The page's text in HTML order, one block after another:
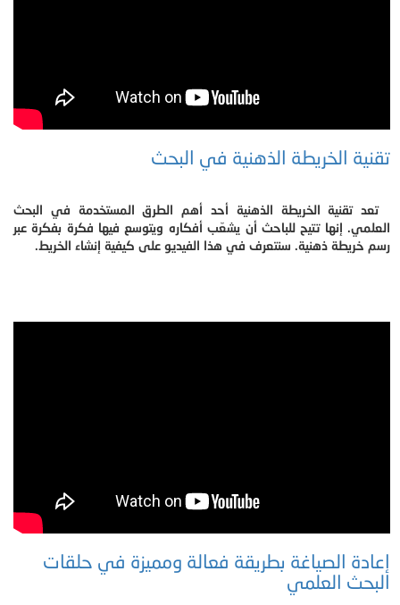
تقنية الخريطة الذهنية في البحث
تعد تقنية الخريطة الذهنية أحد أهم الطرق المستخدمة في البحث
العلمي. إنها تتيح للباحث أن يشعّب أفكاره ويتوسع فيها فكرة بفكرة عبر
رسم خريطة ذهنية. سنتعرف في هذا الفيديو على كيفية إنشاء الخريط.
إعادة الصياغة بطريقة فعالة ومميزة في حلقات
البحث العلمي